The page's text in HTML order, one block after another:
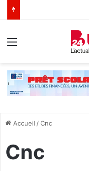
Accueil /Cnc
Cnc